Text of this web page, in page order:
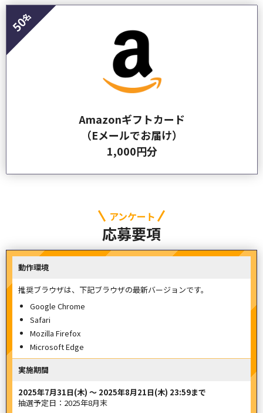
50
Amazonギフトカード
（Eメールでお届け）
1,000円分
アンケート
応募要項
動作環境
推奨ブラウザは、下記ブラウザの最新バージョンです。
Google Chrome
Safari
Mozilla Firefox
Microsoft Edge
実施期間
2025年7月31日(木) 〜 2025年8月21日(木) 23:59まで
抽選予定日：2025年8月末